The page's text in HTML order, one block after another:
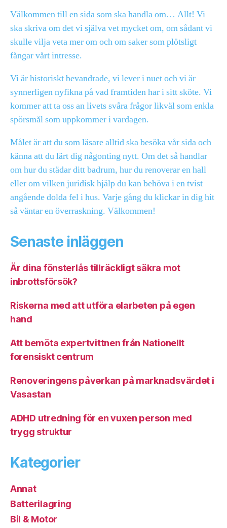
Välkommen till en sida som ska handla om… Allt! Vi
ska skriva om det vi själva vet mycket om, om sådant vi
skulle vilja veta mer om och om saker som plötsligt
fångar vårt intresse.
Vi är historiskt bevandrade, vi lever i nuet och vi är
synnerligen nyfikna på vad framtiden har i sitt sköte. Vi
kommer att ta oss an livets svåra frågor likväl som enkla
spörsmål som uppkommer i vardagen.
Målet är att du som läsare alltid ska besöka vår sida och
känna att du lärt dig någonting nytt. Om det så handlar
om hur du städar ditt badrum, hur du renoverar en hall
eller om vilken juridisk hjälp du kan behöva i en tvist
angående dolda fel i hus. Varje gång du klickar in dig hit
så väntar en överraskning. Välkommen!
Senaste inläggen
Är dina fönsterlås tillräckligt säkra mot
inbrottsförsök?
Riskerna med att utföra elarbeten på egen
hand
Att bemöta expertvittnen från Nationellt
forensiskt centrum
Renoveringens påverkan på marknadsvärdet i
Vasastan
ADHD utredning för en vuxen person med
trygg struktur
Kategorier
Annat
Batterilagring
Bil & Motor